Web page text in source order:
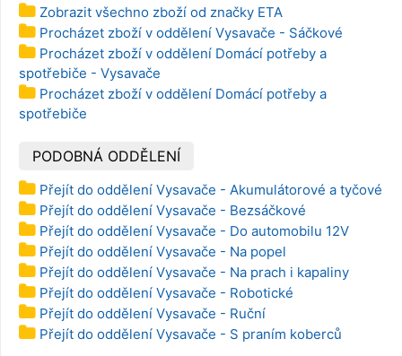
Zobrazit všechno zboží od značky ETA
Procházet zboží v oddělení Vysavače - Sáčkové
Procházet zboží v oddělení Domácí potřeby a
spotřebiče - Vysavače
Procházet zboží v oddělení Domácí potřeby a
spotřebiče
PODOBNÁ ODDĚLENÍ
Přejít do oddělení Vysavače - Akumulátorové a tyčové
Přejít do oddělení Vysavače - Bezsáčkové
Přejít do oddělení Vysavače - Do automobilu 12V
Přejít do oddělení Vysavače - Na popel
Přejít do oddělení Vysavače - Na prach i kapaliny
Přejít do oddělení Vysavače - Robotické
Přejít do oddělení Vysavače - Ruční
Přejít do oddělení Vysavače - S praním koberců